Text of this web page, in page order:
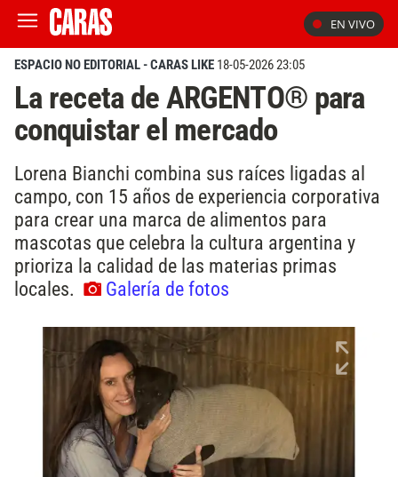
EN VIVO
ESPACIO NO EDITORIAL - CARAS LIKE 18-05-2026 23:05
La receta de ARGENTO® para
conquistar el mercado
Lorena Bianchi combina sus raíces ligadas al
campo, con 15 años de experiencia corporativa
para crear una marca de alimentos para
mascotas que celebra la cultura argentina y
prioriza la calidad de las materias primas
locales.
Galería de fotos